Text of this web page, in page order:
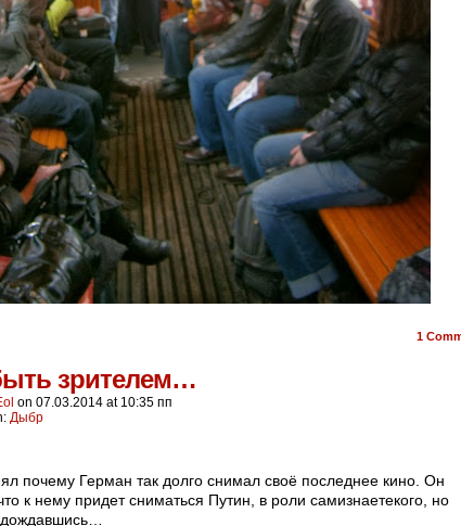
1
зрителем…
on 07.03.2014 at 10:35 пп
Дыбр
почему Герман так долго снимал своё последнее кино. Он
к нему придет сниматься Путин, в роли самизнаетекого, но